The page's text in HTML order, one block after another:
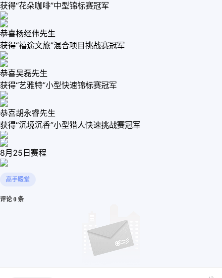
获得“花朵咖啡”中型锦标赛冠军
恭喜杨经伟先生
获得“禧途文旅”混合项目挑战赛冠军
恭喜吴磊先生
获得“艺雅特”小型快速锦标赛冠军
恭喜胡永睿先生
获得“沉境沉香”小型猎人快速挑战赛冠军
8月25日赛程
高手殿堂
评论 0 条